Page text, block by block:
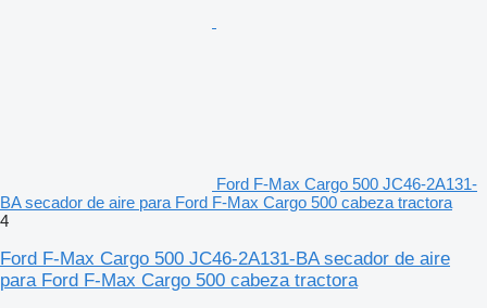
Ford F-Max Cargo 500 JC46-2A131-
BA secador de aire para Ford F-Max Cargo 500 cabeza tractora
4
Ford F-Max Cargo 500 JC46-2A131-BA secador de aire
para Ford F-Max Cargo 500 cabeza tractora